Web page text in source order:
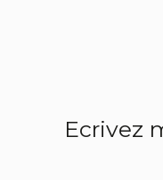
Ecrivez